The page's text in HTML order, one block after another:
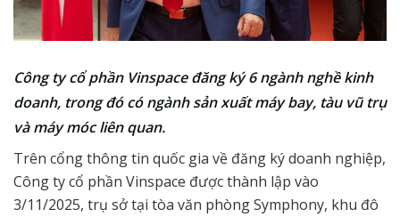
Công ty cổ phần Vinspace đăng ký 6 ngành nghề kinh
doanh, trong đó có ngành sản xuất máy bay, tàu vũ trụ
và máy móc liên quan.
Trên cổng thông tin quốc gia về đăng ký doanh nghiệp,
Công ty cổ phần Vinspace được thành lập vào
3/11/2025, trụ sở tại tòa văn phòng Symphony, khu đô